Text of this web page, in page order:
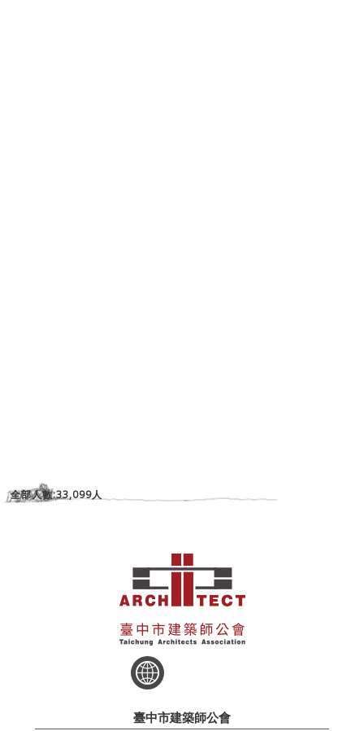
全部人數:33,099人
臺中市建築師公會